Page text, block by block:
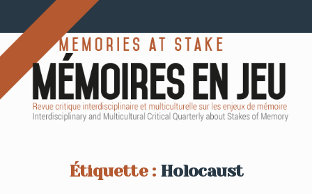
Étiquette : Holocaust